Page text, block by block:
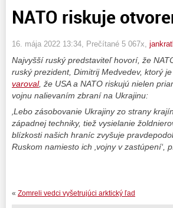
NATO riskuje
16. mája 2022 13:34 , Prečítané 5 067x,
Najvyšší ruský predstaviteľ hovorí, že
ruský prezident, Dimitrij Medvedev, ktorý
varoval, že USA a NATO riskujú nielen
vojnu nalievaním zbraní na Ukrajinu:
‚Lebo zásobovanie Ukrajiny zo strany
západnej techniky, tiež vysielanie
blízkosti našich hraníc zvyšuje
Ruskom namiesto ich ‚vojny v zastúpení‘,
« Zomreli vedci vyšetrujúci arktický ľad